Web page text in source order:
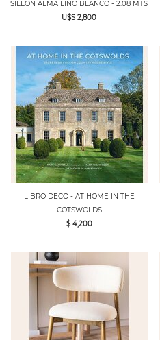
SILLON ALMA LINO BLANCO - 2.08 MTS
U$S 2,800
LIBRO DECO - AT HOME IN THE
COTSWOLDS
$ 4,200